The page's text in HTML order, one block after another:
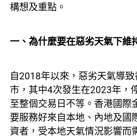
構想及重點。
一、為什麼要在惡劣天氣下維
自2018年以來，惡劣天氣導
市，其中4次發生在2023年，
至整個交易日不等。香港國際
要服務好來自本地、內地及國
資者，受本地天氣情況影響而